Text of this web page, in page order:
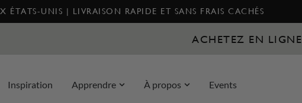
UNIS | LIVRAISON RAPIDE ET SANS FRAIS CACHÉS
ACHETEZ EN LIGNE
Inspiration Apprendre À propos Events